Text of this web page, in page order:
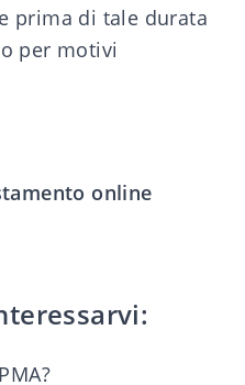
prima di tale durata
per motivi
online